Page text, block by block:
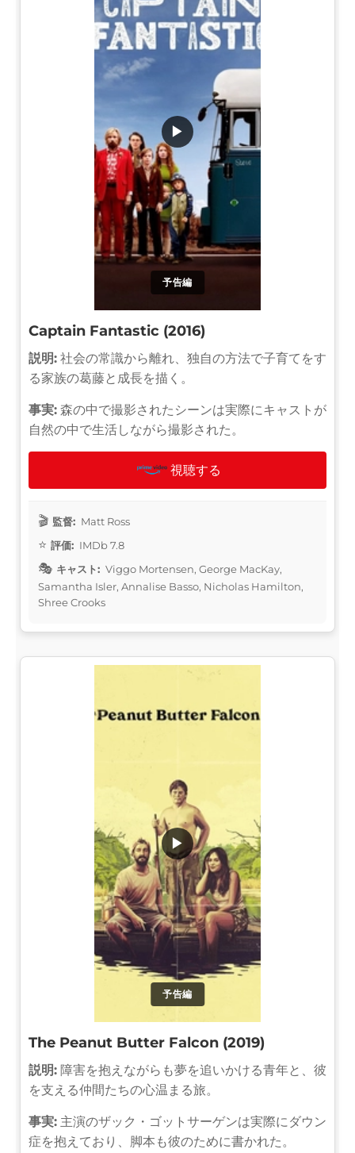
予告編
▶
Captain Fantastic (2016)
説明: 社会の常識から離れ、独自の方法で子育てをす
る家族の葛藤と成長を描く。
事実: 森の中で撮影されたシーンは実際にキャストが
自然の中で生活しながら撮影された。
視聴する
監督: Matt Ross
評価: IMDb 7.8
キャスト: Viggo Mortensen, George MacKay,
Samantha Isler, Annalise Basso, Nicholas Hamilton,
Shree Crooks
予告編
▶
The Peanut Butter Falcon (2019)
説明: 障害を抱えながらも夢を追いかける青年と、彼
を支える仲間たちの心温まる旅。
事実: 主演のザック・ゴットサーゲンは実際にダウン
症を抱えており、脚本も彼のために書かれた。